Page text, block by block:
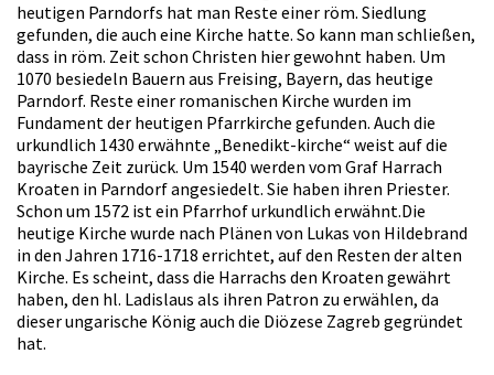
heutigen Parndorfs hat man Reste einer röm. Siedlung
gefunden, die auch eine Kirche hatte. So kann man schließen,
dass in röm. Zeit schon Christen hier gewohnt haben. Um
1070 besiedeln Bauern aus Freising, Bayern, das heutige
Parndorf. Reste einer romanischen Kirche wurden im
Fundament der heutigen Pfarrkirche gefunden. Auch die
urkundlich 1430 erwähnte „Benedikt-kirche“ weist auf die
bayrische Zeit zurück. Um 1540 werden vom Graf Harrach
Kroaten in Parndorf angesiedelt. Sie haben ihren Priester.
Schon um 1572 ist ein Pfarrhof urkundlich erwähnt.Die
heutige Kirche wurde nach Plänen von Lukas von Hildebrand
in den Jahren 1716-1718 errichtet, auf den Resten der alten
Kirche. Es scheint, dass die Harrachs den Kroaten gewährt
haben, den hl. Ladislaus als ihren Patron zu erwählen, da
dieser ungarische König auch die Diözese Zagreb gegründet
hat.